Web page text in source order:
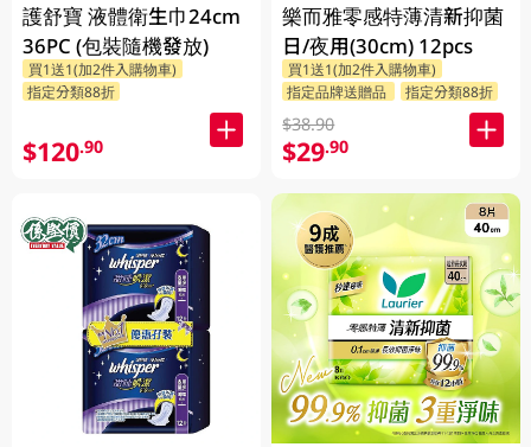
護舒寶 液體衛生巾24cm
36PC (包裝隨機發放)
買1送1(加2件入購物車)
指定分類88折
$120.90
樂而雅零感特薄清新抑菌
日/夜用(30cm) 12pcs
買1送1(加2件入購物車)
指定品牌送贈品
指定分類88折
$38.90
$29.90